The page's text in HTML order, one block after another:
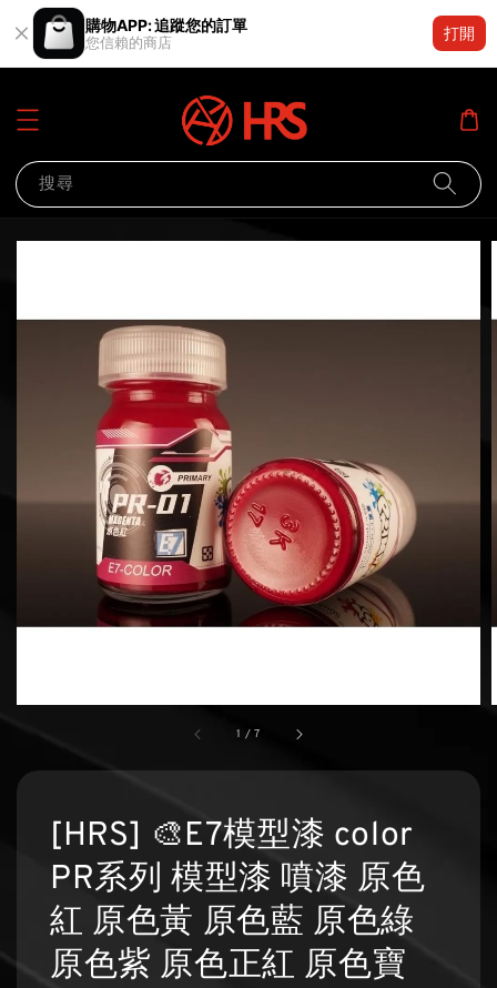
購物APP: 追蹤您的訂單
您信賴的商店
打開
搜尋
1 /7
[HRS] 🎨E7模型漆 color
PR系列 模型漆 噴漆 原色
紅 原色黃 原色藍 原色綠
原色紫 原色正紅 原色寶